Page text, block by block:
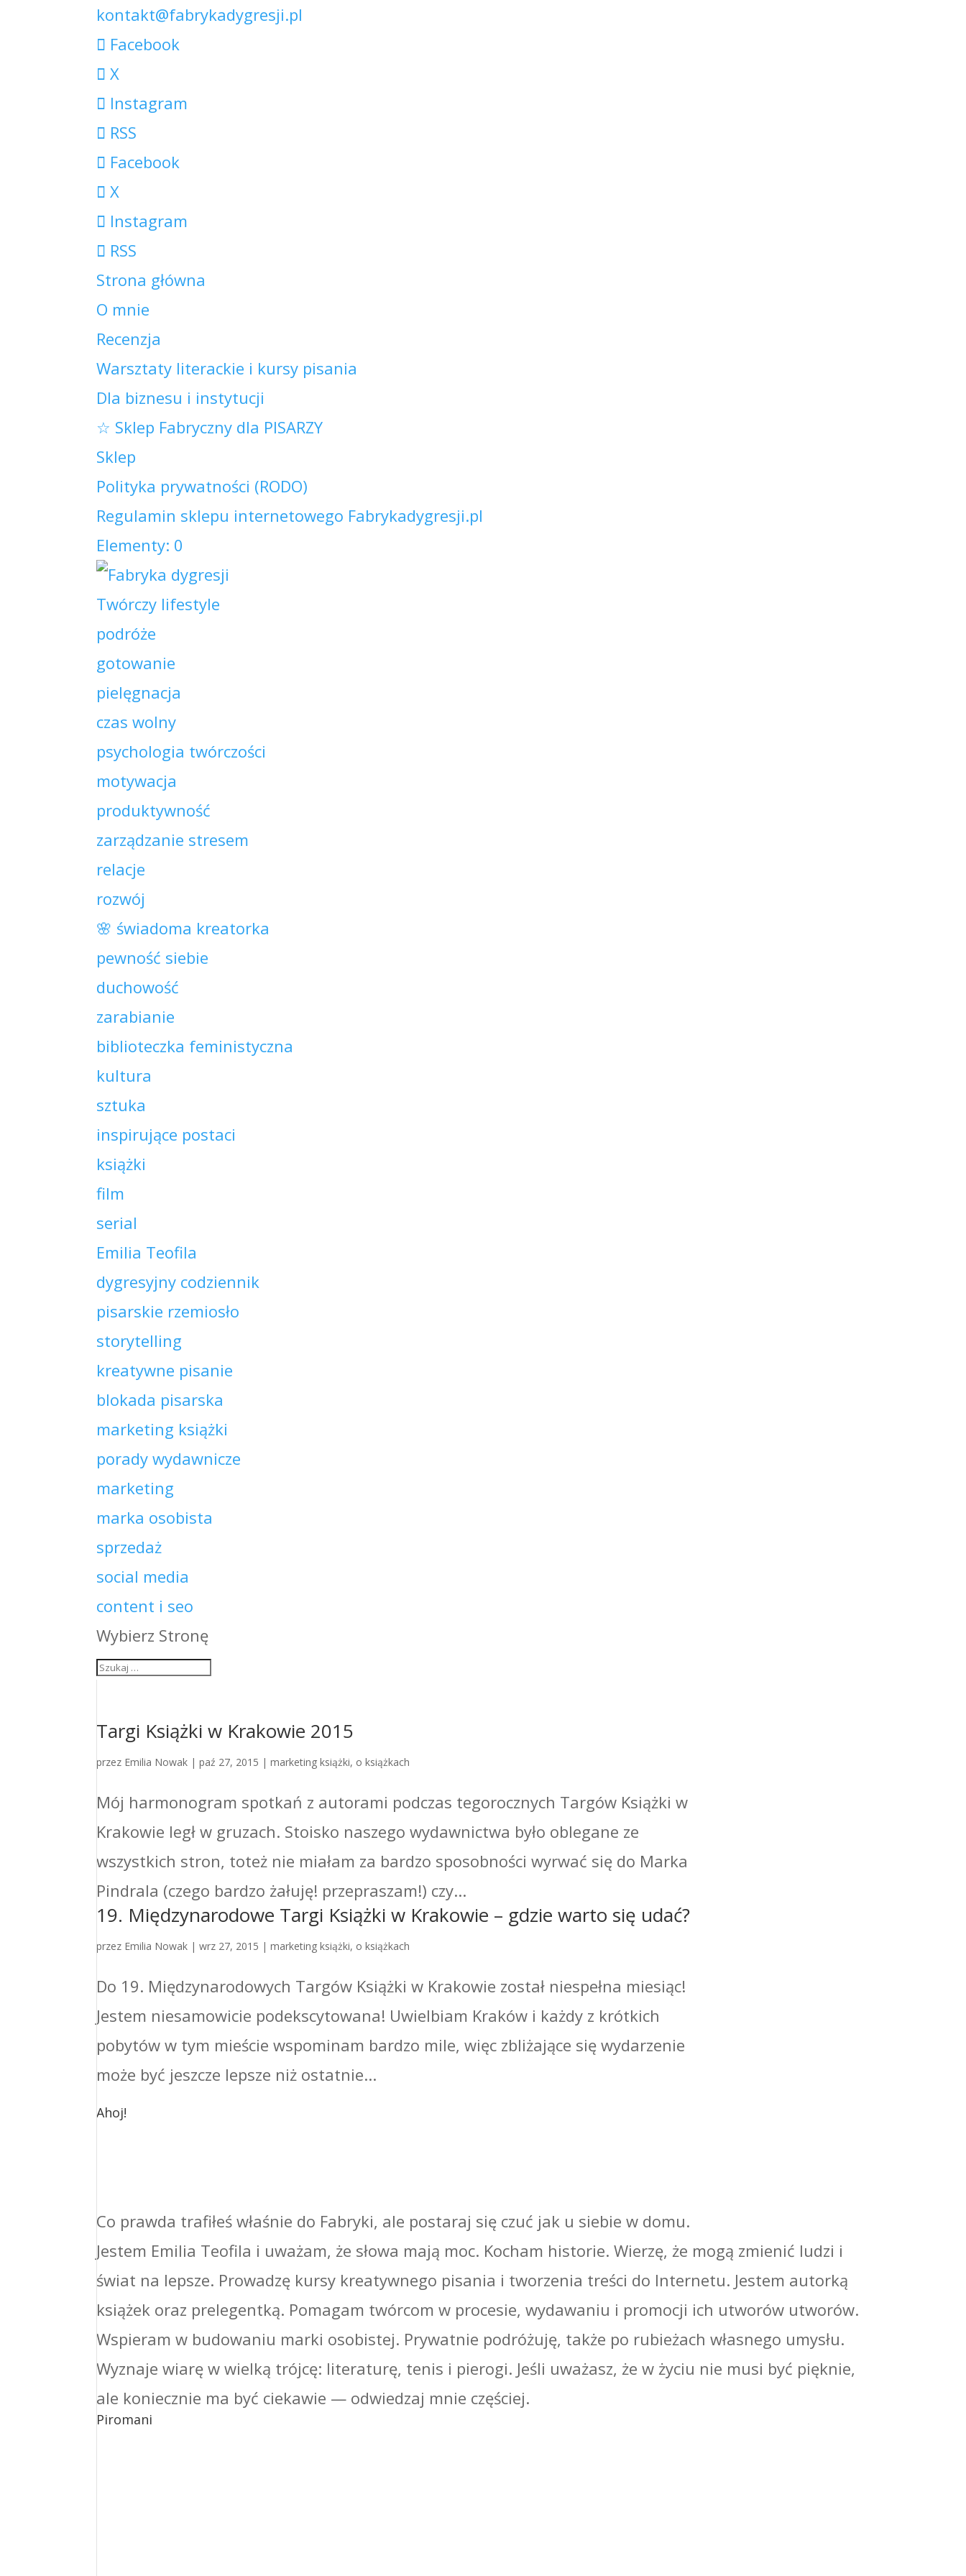
kontakt@fabrykadygresji.pl
Facebook
X
Instagram
RSS
Facebook
X
Instagram
RSS
Strona główna
O mnie
Recenzja
Warsztaty literackie i kursy pisania
Dla biznesu i instytucji
☆ Sklep Fabryczny dla PISARZY
Sklep
Polityka prywatności (RODO)
Regulamin sklepu internetowego Fabrykadygresji.pl
Elementy: 0
Twórczy lifestyle
podróże
gotowanie
pielęgnacja
czas wolny
psychologia twórczości
motywacja
produktywność
zarządzanie stresem
relacje
rozwój
🌸 świadoma kreatorka
pewność siebie
duchowość
zarabianie
biblioteczka feministyczna
kultura
sztuka
inspirujące postaci
książki
film
serial
Emilia Teofila
dygresyjny codziennik
pisarskie rzemiosło
storytelling
kreatywne pisanie
blokada pisarska
marketing książki
porady wydawnicze
marketing
marka osobista
sprzedaż
social media
content i seo
Wybierz Stronę
Targi Książki w Krakowie 2015
przez Emilia Nowak |paź 27, 2015 |marketing książki, o książkach
Mój harmonogram spotkań z autorami podczas tegorocznych Targów Książki w
Krakowie legł w gruzach. Stoisko naszego wydawnictwa było oblegane ze
wszystkich stron, toteż nie miałam za bardzo sposobności wyrwać się do Marka
Pindrala (czego bardzo żałuję! przepraszam!) czy...
19. Międzynarodowe Targi Książki w Krakowie – gdzie warto się udać?
przez Emilia Nowak |wrz 27, 2015 |marketing książki, o książkach
Do 19. Międzynarodowych Targów Książki w Krakowie został niespełna miesiąc!
Jestem niesamowicie podekscytowana! Uwielbiam Kraków i każdy z krótkich
pobytów w tym mieście wspominam bardzo mile, więc zbliżające się wydarzenie
może być jeszcze lepsze niż ostatnie...
Ahoj!
Co prawda trafiłeś właśnie do Fabryki, ale postaraj się czuć jak u siebie w domu.
Jestem Emilia Teofila i uważam, że słowa mają moc. Kocham historie. Wierzę, że mogą zmienić ludzi i
świat na lepsze. Prowadzę kursy kreatywnego pisania i tworzenia treści do Internetu. Jestem autorką
książek oraz prelegentką. Pomagam twórcom w procesie, wydawaniu i promocji ich utworów utworów.
Wspieram w budowaniu marki osobistej. Prywatnie podróżuję, także po rubieżach własnego umysłu.
Wyznaje wiarę w wielką trójcę: literaturę, tenis i pierogi. Jeśli uważasz, że w życiu nie musi być pięknie,
ale koniecznie ma być ciekawie — odwiedzaj mnie częściej.
Piromani